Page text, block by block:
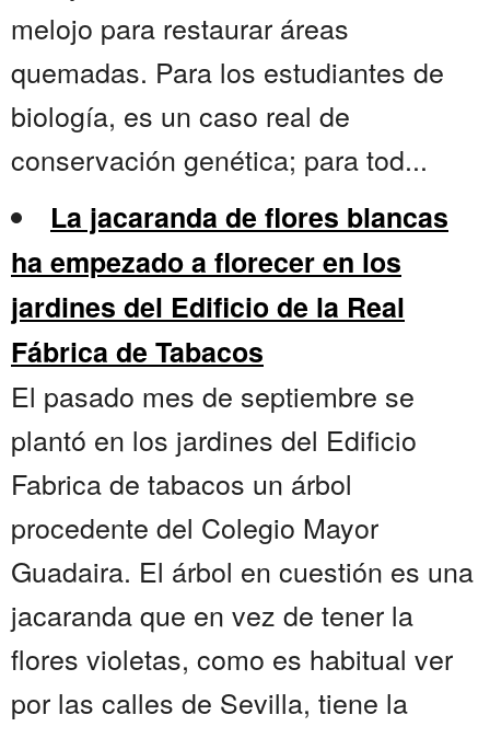
melojo para restaurar áreas
quemadas. Para los estudiantes de
biología, es un caso real de
conservación genética; para tod...
La jacaranda de flores blancas
ha empezado a florecer en los
jardines del Edificio de la Real
Fábrica de Tabacos
El pasado mes de septiembre se
plantó en los jardines del Edificio
Fabrica de tabacos un árbol
procedente del Colegio Mayor
Guadaira. El árbol en cuestión es una
jacaranda que en vez de tener la
flores violetas, como es habitual ver
por las calles de Sevilla, tiene la